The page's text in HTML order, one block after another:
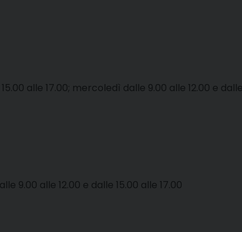
alle 17.00; mercoledì dalle 9.00 alle 12.00 e
9.00 alle 12.00 e dalle 15.00 alle 17.00